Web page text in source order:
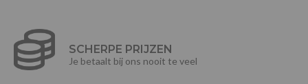
SCHERPE PRIJZEN
Je betaalt bij ons nooit te veel